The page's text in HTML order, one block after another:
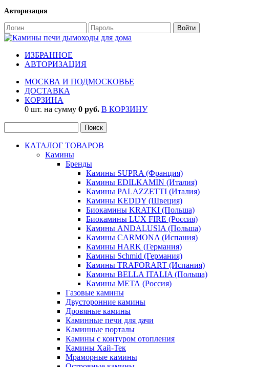
Авторизация
ИЗБРАННОЕ
АВТОРИЗАЦИЯ
МОСКВА И ПОДМОСКОВЬЕ
ДОСТАВКА
КОРЗИНА
0 шт. на сумму 0 руб. В КОРЗИНУ
КАТАЛОГ ТОВАРОВ
Камины
Бренды
Камины SUPRA (Франция)
Камины EDILKAMIN (Италия)
Камины PALAZZETTI (Италия)
Камины KEDDY (Швеция)
Биокамины KRATKI (Польша)
Биокамины LUX FIRE (Россия)
Камины ANDALUSIA (Польша)
Камины CARMONA (Испания)
Камины HARK (Германия)
Камины Schmid (Германия)
Камины TRAFORART (Испания)
Камины BELLA ITALIA (Польша)
Камины МЕТА (Россия)
Газовые камины
Двусторонние камины
Дровяные камины
Каминные печи для дачи
Каминные порталы
Камины с контуром отопления
Камины Хай-Тек
Мраморные камины